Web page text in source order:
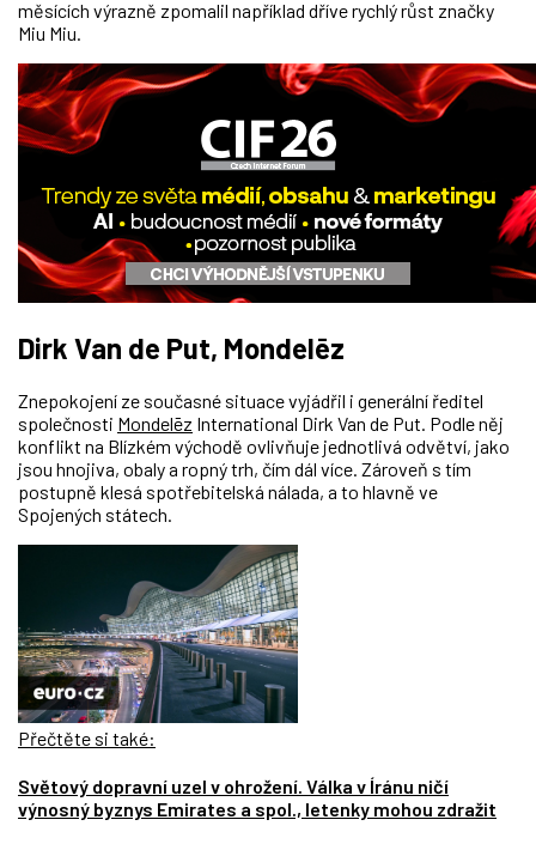
měsících výrazně zpomalil například dříve rychlý růst značky
Miu Miu.
Dirk Van de Put, Mondelēz
Znepokojení ze současné situace vyjádřil i generální ředitel
společnosti Mondelēz International Dirk Van de Put. Podle něj
konflikt na Blízkém východě ovlivňuje jednotlivá odvětví, jako
jsou hnojiva, obaly a ropný trh, čím dál více. Zároveň s tím
postupně klesá spotřebitelská nálada, a to hlavně ve
Spojených státech.
Přečtěte si také:
Světový dopravní uzel v ohrožení. Válka v Íránu ničí
výnosný byznys Emirates a spol., letenky mohou zdražit